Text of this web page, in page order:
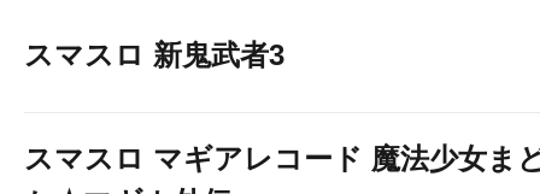
スマスロ 新鬼武者3
スマスロ マギアレコード 魔法少女ま